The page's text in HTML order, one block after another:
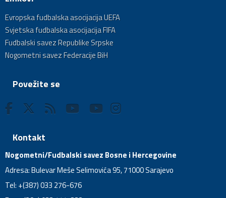
Evropska fudbalska asocijacija UEFA
Svjetska fudbalska asocijacija FIFA
Fudbalski savez Republike Srpske
Nogometni savez Federacije BiH
Povežite se
Kontakt
Nogometni/Fudbalski savez Bosne i Hercegovine
Adresa: Bulevar Meše Selimovića 95, 71000 Sarajevo
Tel: +(387) 033 276-676